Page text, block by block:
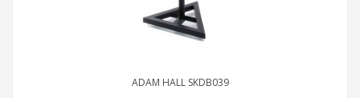
ADAM HALL SKDB039